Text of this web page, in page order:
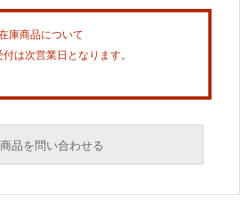
庫商品について
は次営業日となります。
品を問い合わせる